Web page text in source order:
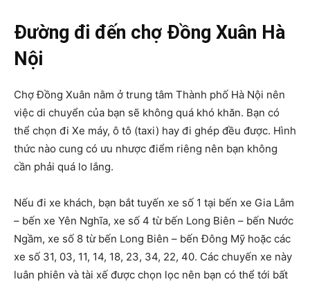
Đường đi đến chợ Đồng Xuân Hà
Nội
Chợ Đồng Xuân nằm ở trung tâm Thành phố Hà Nội nên
việc di chuyển của bạn sẽ không quá khó khăn. Bạn có
thể chọn đi Xe máy, ô tô (taxi) hay đi ghép đều được. Hình
thức nào cung có ưu nhược điểm riêng nên bạn không
cần phải quá lo lắng.
Nếu đi xe khách, bạn bắt tuyến xe số 1 tại bến xe Gia Lâm
– bến xe Yên Nghĩa, xe số 4 từ bến Long Biên – bến Nước
Ngầm, xe số 8 từ bến Long Biên – bến Đông Mỹ hoặc các
xe số 31, 03, 11, 14, 18, 23, 34, 22, 40. Các chuyến xe này
luân phiên và tài xế được chọn lọc nên bạn có thể tới bất